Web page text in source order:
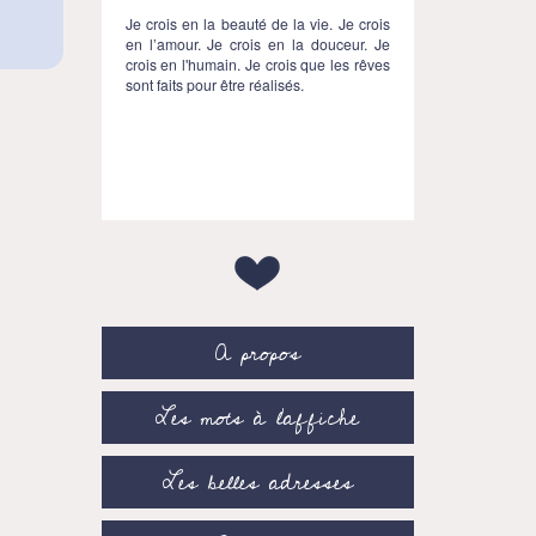
Je crois en la beauté de la vie. Je crois
en l’amour. Je crois en la douceur. Je
crois en l'humain. Je crois que les rêves
sont faits pour être réalisés.
A propos
Les mots à l’affiche
Les belles adresses